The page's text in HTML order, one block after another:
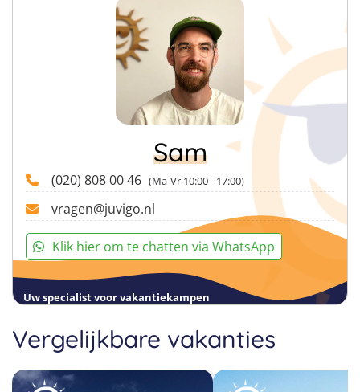
Sam
(020) 808 00 46 (Ma-Vr 10:00 - 17:00)
vragen@juvigo.nl
Klik hier om te chatten via WhatsApp
Uw specialist voor vakantiekampen
Vergelijkbare vakanties